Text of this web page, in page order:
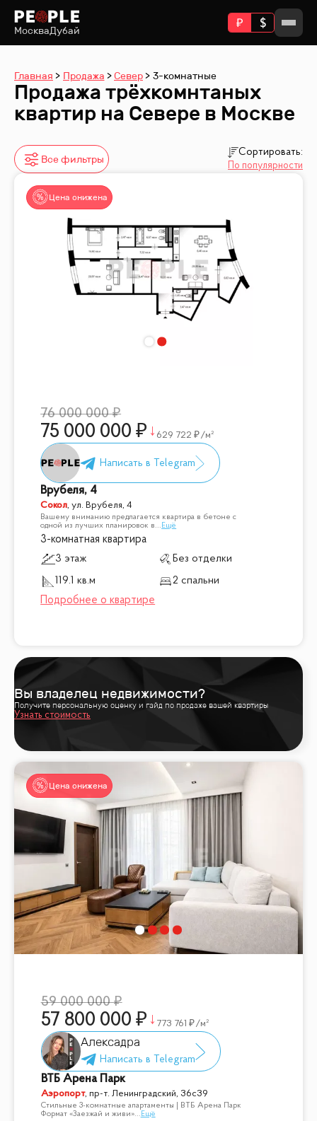
МоскваДубай
Главная Продажа Север 3-комнатные
Продажа трёхкомнтаных
квартир на Севере в Москве
Все фильтры
Сортировать:
По популярности
Цена снижена
76 000 000
75 000 000 629 722 /м²
Врубеля, 4
Сокол,ул. Врубеля, 4
Вашему вниманию предлагается квартира в бетоне с
одной из лучших планировок в... Ещё
3-комнатная квартира
3 этаж
Без отделки
119.1 кв.м
2 спальни
Вы владелец недвижимости?
Получите персональную оценку и гайд по продаже вашей квартиры
Узнать стоимость
Цена снижена
59 000 000
57 800 000 773 761 /м²
Алексадра
ВТБ Арена Парк
Аэропорт, пр-т. Ленинградский, 36с39
Стильные 3-комнатные апартаменты | ВТБ Арена Парк
Формат «Заезжай и живи»... Ещё